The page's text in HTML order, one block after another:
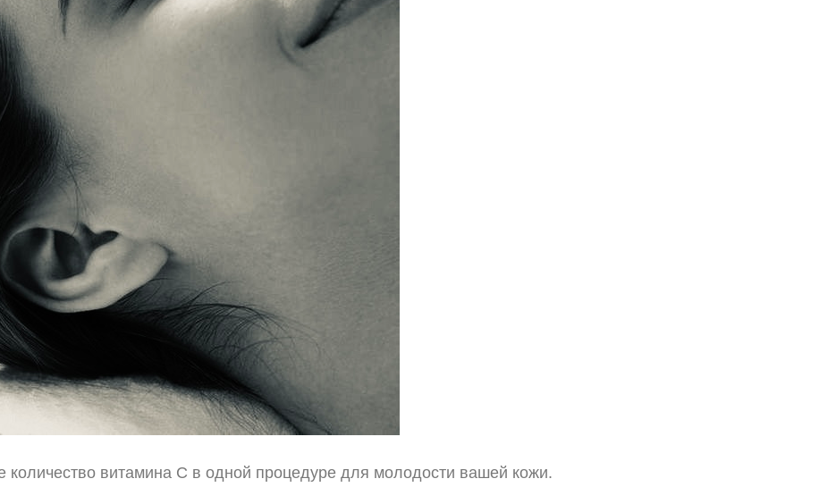
количество витамина С в одной процедуре для молодости вашей кожи.